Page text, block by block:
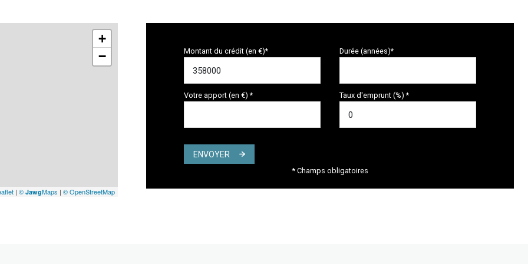
+
−
| © JawgMaps | © OpenStreetMap
Montant du crédit (en €)* Durée (années)*
Votre apport (en €) * Taux d'emprunt (%) *
ENVOYER
* Champs obligatoires